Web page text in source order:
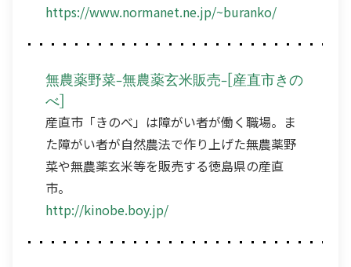
https://www.normanet.ne.jp/~buranko/
無農薬野菜-無農薬玄米販売-[産直市きの
べ]
産直市「きのべ」は障がい者が働く職場。ま
た障がい者が自然農法で作り上げた無農薬野
菜や無農薬玄米等を販売する徳島県の産直
市。
http://kinobe.boy.jp/